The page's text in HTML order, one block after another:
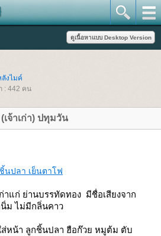
งไมค์
: 442 คน
จ้าเก่า) ปทุมวัน
นปลา เย็นตาโฟ
าแก่ ย่านบรรทัดทอง มีชื่อเสียงจาก
นิ่ม ไม่มีกลิ่นคาว
ส่หน้า ลูกชิ้นปลา ฮือก๊วย หมูต้ม ตับ